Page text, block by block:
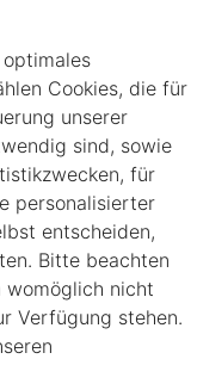
Cookies, die für
unserer
sind, sowie
für
personalisierter
entscheiden,
Bitte beachten
womöglich nicht
Verfügung stehen.